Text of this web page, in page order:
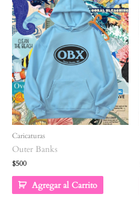
Caricaturas
Outer Banks
$500
Agregar al Carrito